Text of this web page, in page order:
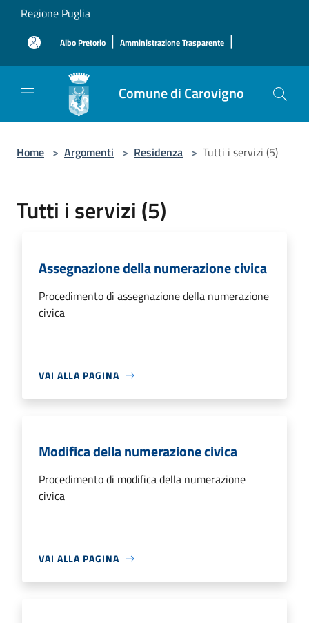
Salta al contenuto principale
Regione Puglia
Albo Pretorio | Amministrazione Trasparente |
Comune di Carovigno
Home > Argomenti > Residenza > Tutti i servizi (5)
Tutti i servizi (5)
Assegnazione della numerazione civica
Procedimento di assegnazione della numerazione
civica
VAI ALLA PAGINA
Modifica della numerazione civica
Procedimento di modifica della numerazione
civica
VAI ALLA PAGINA